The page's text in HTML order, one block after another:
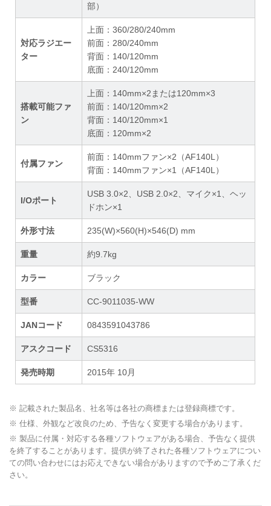
部）
対応ラジエー
ター
上面：360/280/240mm
前面：280/240mm
背面：140/120mm
底面：240/120mm
搭載可能ファ
ン
上面：140mm×2または120mm×3
前面：140/120mm×2
背面：140/120mm×1
底面：120mm×2
付属ファン
前面：140mmファン×2（AF140L）
背面：140mmファン×1（AF140L）
I/Oポート
USB 3.0×2、USB 2.0×2、マイク×1、ヘッ
ドホン×1
外形寸法 235(W)×560(H)×546(D) mm
重量 約9.7kg
カラー ブラック
型番 CC-9011035-WW
JANコード 0843591043786
アスクコード CS5316
発売時期 2015年 10月
※ 記載された製品名、社名等は各社の商標または登録商標です。
※ 仕様、外観など改良のため、予告なく変更する場合があります。
※ 製品に付属・対応する各種ソフトウェアがある場合、予告なく提供
を終了することがあります。提供が終了された各種ソフトウェアについ
ての問い合わせにはお応えできない場合がありますので予めご了承くだ
さい。